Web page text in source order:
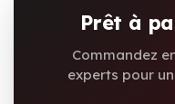
Prêt à
Commandez
experts pour